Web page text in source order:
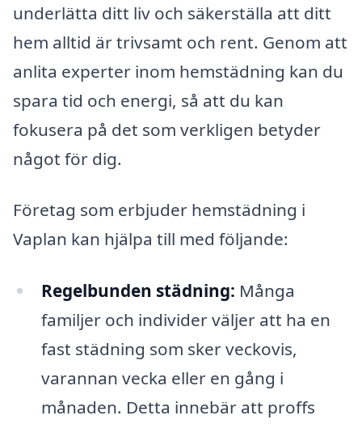
underlätta ditt liv och säkerställa att ditt
hem alltid är trivsamt och rent. Genom att
anlita experter inom hemstädning kan du
spara tid och energi, så att du kan
fokusera på det som verkligen betyder
något för dig.
Företag som erbjuder hemstädning i
Vaplan kan hjälpa till med följande:
Regelbunden städning: Många
familjer och individer väljer att ha en
fast städning som sker veckovis,
varannan vecka eller en gång i
månaden. Detta innebär att proffs